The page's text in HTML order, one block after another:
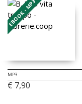
EBOOK - MP3
MP3
€ 7,90